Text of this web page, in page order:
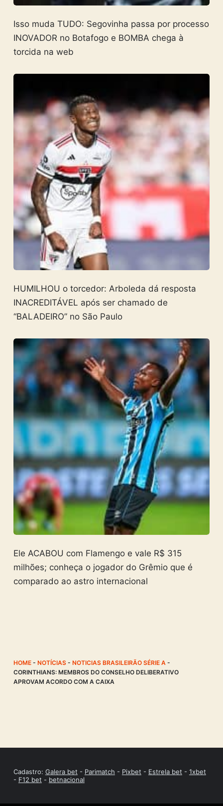
Isso muda TUDO: Segovinha passa por processo
INOVADOR no Botafogo e BOMBA chega à
torcida na web
HUMILHOU o torcedor: Arboleda dá resposta
INACREDITÁVEL após ser chamado de
“BALADEIRO” no São Paulo
Ele ACABOU com Flamengo e vale R$ 315
milhões; conheça o jogador do Grêmio que é
comparado ao astro internacional
HOME- NOTÍCIAS- NOTICIAS BRASILEIRÃO SÉRIE A-
CORINTHIANS: MEMBROS DO CONSELHO DELIBERATIVO
APROVAM ACORDO COM A CAIXA
Cadastro: Galera bet - Parimatch - Pixbet - Estrela bet - 1xbet
- F12 bet - betnacional